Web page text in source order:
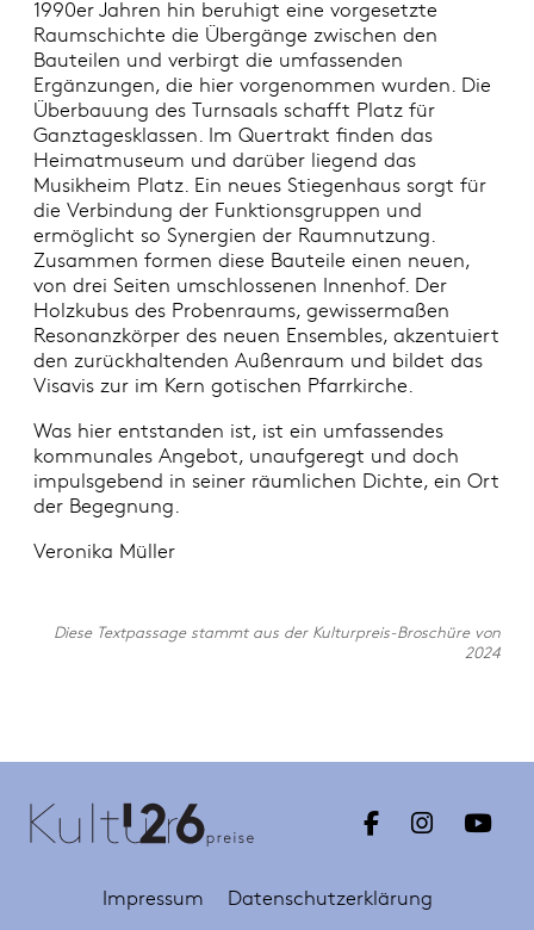
1990er Jahren hin beruhigt eine vorgesetzte
Raumschichte die Übergänge zwischen den
Bauteilen und verbirgt die umfassenden
Ergänzungen, die hier vorgenommen wurden. Die
Überbauung des Turnsaals schafft Platz für
Ganztagesklassen. Im Quertrakt finden das
Heimatmuseum und darüber liegend das
Musikheim Platz. Ein neues Stiegenhaus sorgt für
die Verbindung der Funktionsgruppen und
ermöglicht so Synergien der Raumnutzung.
Zusammen formen diese Bauteile einen neuen,
von drei Seiten umschlossenen Innenhof. Der
Holzkubus des Probenraums, gewissermaßen
Resonanzkörper des neuen Ensembles, akzentuiert
den zurückhaltenden Außenraum und bildet das
Visavis zur im Kern gotischen Pfarrkirche.
Was hier entstanden ist, ist ein umfassendes
kommunales Angebot, unaufgeregt und doch
impulsgebend in seiner räumlichen Dichte, ein Ort
der Begegnung.
Veronika Müller
Diese Textpassage stammt aus der Kulturpreis-Broschüre von
2024
Impressum
Datenschutzerklärung